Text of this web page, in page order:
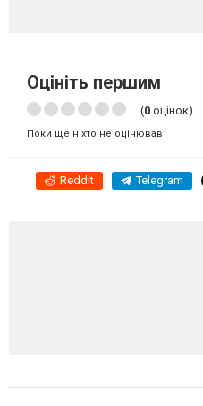
Оцініть першим
(0 оцінок)
Поки ще ніхто не оцінював
Reddit Telegram